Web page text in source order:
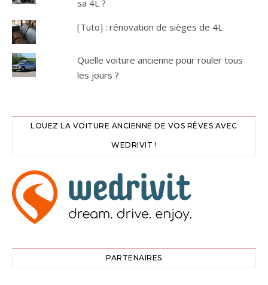
sa 4L ?
[Tuto] : rénovation de sièges de 4L
Quelle voiture ancienne pour rouler tous
les jours ?
LOUEZ LA VOITURE ANCIENNE DE VOS RÊVES AVEC
WEDRIVIT !
PARTENAIRES